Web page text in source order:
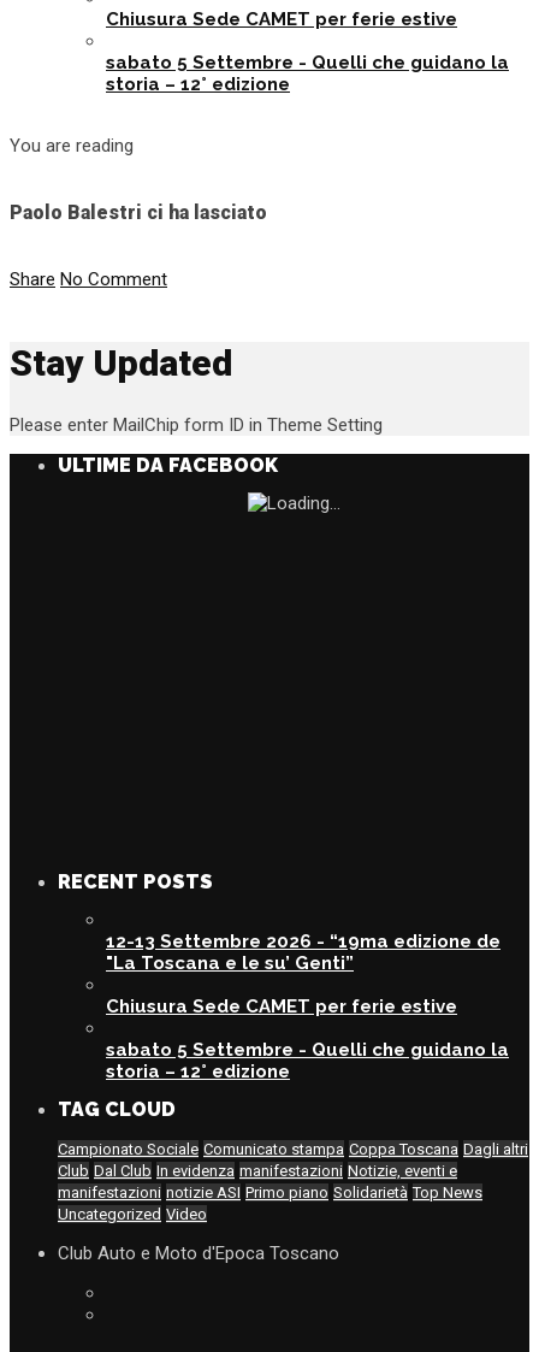
Chiusura Sede CAMET per ferie estive
sabato 5 Settembre - Quelli che guidano la
storia – 12° edizione
You are reading
Paolo Balestri ci ha lasciato
Share No Comment
Stay Updated
Please enter MailChip form ID in Theme Setting
ULTIME DA FACEBOOK
RECENT POSTS
12-13 Settembre 2026 - “19ma edizione de
"La Toscana e le su’ Genti”
Chiusura Sede CAMET per ferie estive
sabato 5 Settembre - Quelli che guidano la
storia – 12° edizione
TAG CLOUD
Campionato Sociale Comunicato stampa Coppa Toscana Dagli altri
Club Dal Club In evidenza manifestazioni Notizie, eventi e
manifestazioni notizie ASI Primo piano Solidarietà Top News
Uncategorized Video
Club Auto e Moto d'Epoca Toscano